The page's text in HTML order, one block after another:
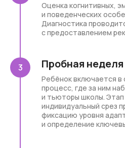
Оценка когнитивных,
и поведенческих
Диагностика
с предоставлением
Пробная
Ребёнок включается в
процесс, где за ним
и тьюторы школы.
индивидуальный срез
фиксацию уровня
и определение